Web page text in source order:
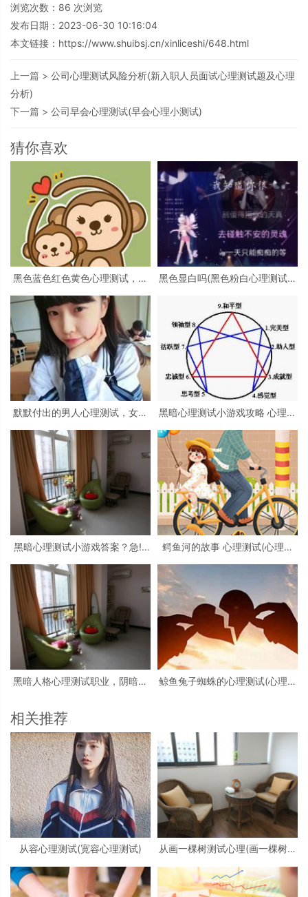
浏览次数： 86 次浏览
发布日期：2023-06-30 10:16:04
本文链接： https://www.shuibsj.cn/xinliceshi/648.html
上一篇 > 公司心理测试风险分析(新入职人员面试心理测试题及心理
分析)
下一篇 > 公司早会心理测试(早会心理小测试)
猜你喜欢
黑色蓝色红色黄色心理测试，心
绿色分别是什么
黑色显白吗(黑色粉白心理测试准
默默付出的男人心理测试，女生
黑暗心理测试小游戏攻略 心理测
黑暗心理测试小游戏答案？急!!!
鳄鱼河的故事 心理测试(心理测
黑暗人格心理测试职业，阴暗人
鲸鱼兔子蜘蛛的心理测试(心理测
相关推荐
从容心理测试(宽容心理测试)
从画一棵树测试心理(画一棵树怎